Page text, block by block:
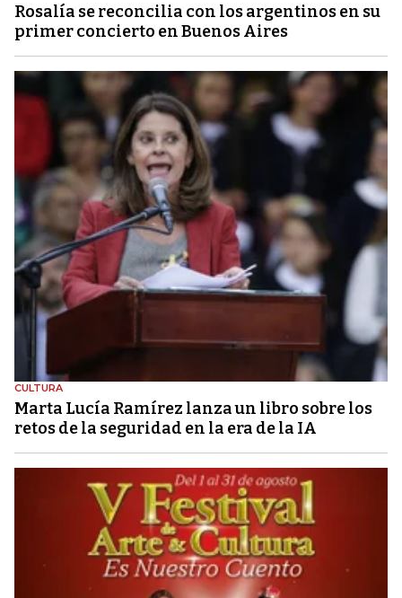
Rosalía se reconcilia con los argentinos en su
primer concierto en Buenos Aires
CULTURA
Marta Lucía Ramírez lanza un libro sobre los
retos de la seguridad en la era de la IA